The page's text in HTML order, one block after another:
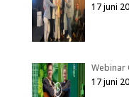
17 juni
Webinar
17 juni